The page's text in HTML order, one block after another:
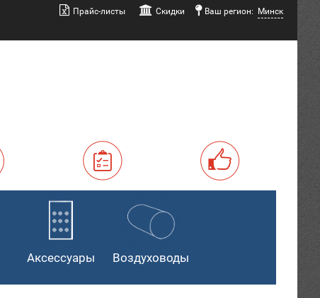
Прайс-листы Скидки Ваш регион: Минск
Аксессуары Воздуховоды